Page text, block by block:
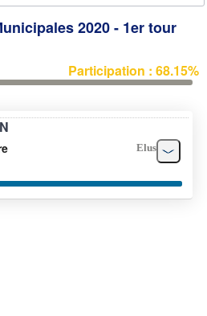
2020 - 1er tour
Participation : 68.15%
Elus